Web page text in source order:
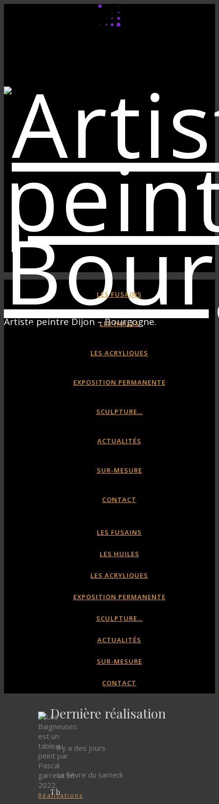
Artiste peintre Dijon – Bourgogne.
LES FUSAINS
LES HUILES
LES ACRYLIQUES
EXPOSITION PERMANENTE
SCULPTURE…
ACTUALITÉS
SUR-MESURE
CONTACT
LES FUSAINS
LES HUILES
LES ACRYLIQUES
EXPOSITION PERMANENTE
SCULPTURE…
ACTUALITÉS
SUR-MESURE
CONTACT
Réalisations
Dernière réalisation
Il y a des jours
La fièvre du samedi
Th